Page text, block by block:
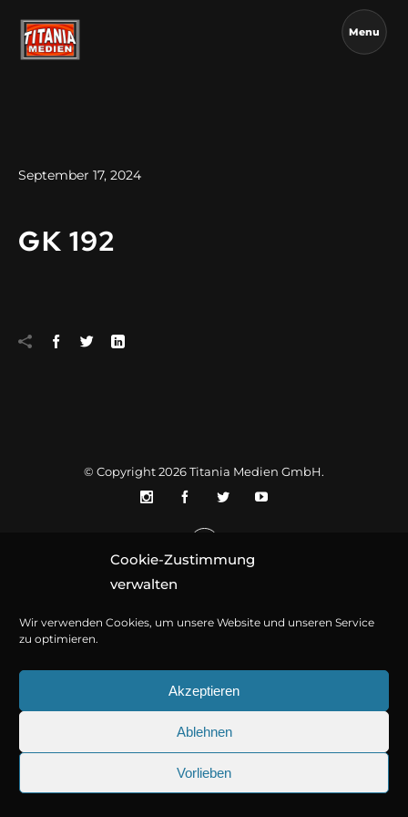
Cookie-Zustimmung
verwalten
Wir verwenden Cookies, um unsere Website und unseren Service
zu optimieren.
Akzeptieren
Ablehnen
Vorlieben
Menu
September 17, 2024
GK 192
© Copyright 2026Titania Medien GmbH.